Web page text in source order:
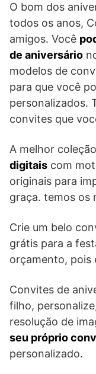
O bom dos
todos os anos,
amigos. Você
de aniversário
modelos de
para que você
personalizados.
convites que
A melhor
digitais com
originais para
graça. temos os
Crie um belo
grátis para a
orçamento, pois
Convites de
filho,
resolução de
seu próprio
personalizado.